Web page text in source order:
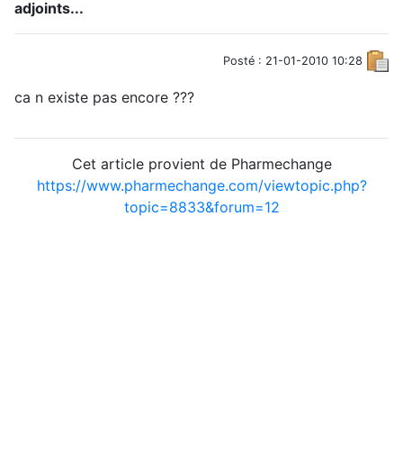
adjoints...
Posté : 21-01-2010 10:28
ca n existe pas encore ???
Cet article provient de Pharmechange
https://www.pharmechange.com/viewtopic.php?
topic=8833&forum=12